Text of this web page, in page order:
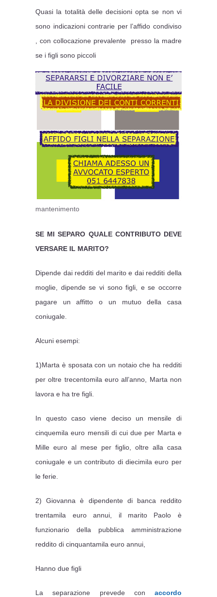
Quasi la totalità delle decisioni opta se non vi
sono indicazioni contrarie per l’affido condiviso
, con collocazione prevalente presso la madre
se i figli sono piccoli
mantenimento
SE MI SEPARO QUALE CONTRIBUTO DEVE
VERSARE IL MARITO?
Dipende dai redditi del marito e dai redditi della
moglie, dipende se vi sono figli, e se occorre
pagare un affitto o un mutuo della casa
coniugale.
Alcuni esempi:
1)Marta è sposata con un notaio che ha redditi
per oltre trecentomila euro all’anno, Marta non
lavora e ha tre figli.
In questo caso viene deciso un mensile di
cinquemila euro mensili di cui due per Marta e
Mille euro al mese per figlio, oltre alla casa
coniugale e un contributo di diecimila euro per
le ferie.
2) Giovanna è dipendente di banca reddito
trentamila euro annui, il marito Paolo è
funzionario della pubblica amministrazione
reddito di cinquantamila euro annui,
Hanno due figli
La separazione prevede con accordo